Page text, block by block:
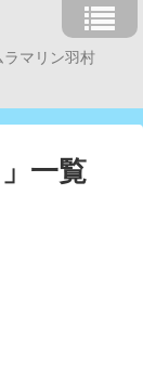
マリン羽村
一覧